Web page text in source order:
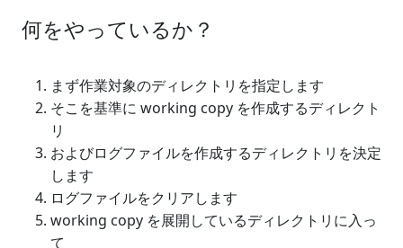
何をやっているか？
まず作業対象のディレクトリを指定します
そこを基準に working copy を作成するディレクト
リ
およびログファイルを作成するディレクトリを決定
します
ログファイルをクリアします
working copy を展開しているディレクトリに入っ
て